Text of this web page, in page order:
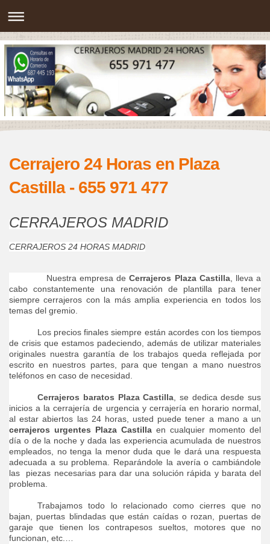
Cerrajero 24 Horas en Plaza
Castilla - 655 971 477
CERRAJEROS MADRID
CERRAJEROS 24 HORAS MADRID
Nuestra empresa de Cerrajeros Plaza Castilla, lleva a
cabo constantemente una renovación de plantilla para tener
siempre cerrajeros con la más amplia experiencia en todos los
temas del gremio.
Los precios finales siempre están acordes con los tiempos
de crisis que estamos padeciendo, además de utilizar materiales
originales nuestra garantía de los trabajos queda reflejada por
escrito en nuestros partes, para que tengan a mano nuestros
teléfonos en caso de necesidad.
Cerrajeros baratos Plaza Castilla, se dedica desde sus
inicios a la cerrajería de urgencia y cerrajería en horario normal,
al estar abiertos las 24 horas, usted puede tener a mano a un
cerrajeros urgentes Plaza Castilla en cualquier momento del
día o de la noche y dada las experiencia acumulada de nuestros
empleados, no tenga la menor duda que le dará una respuesta
adecuada a su problema. Reparándole la avería o cambiándole
las piezas necesarias para dar una solución rápida y barata del
problema.
Trabajamos todo lo relacionado como cierres que no
bajan, puertas blindadas que están caídas o rozan, puertas de
garaje que tienen los contrapesos sueltos, motores que no
funcionan, etc.…